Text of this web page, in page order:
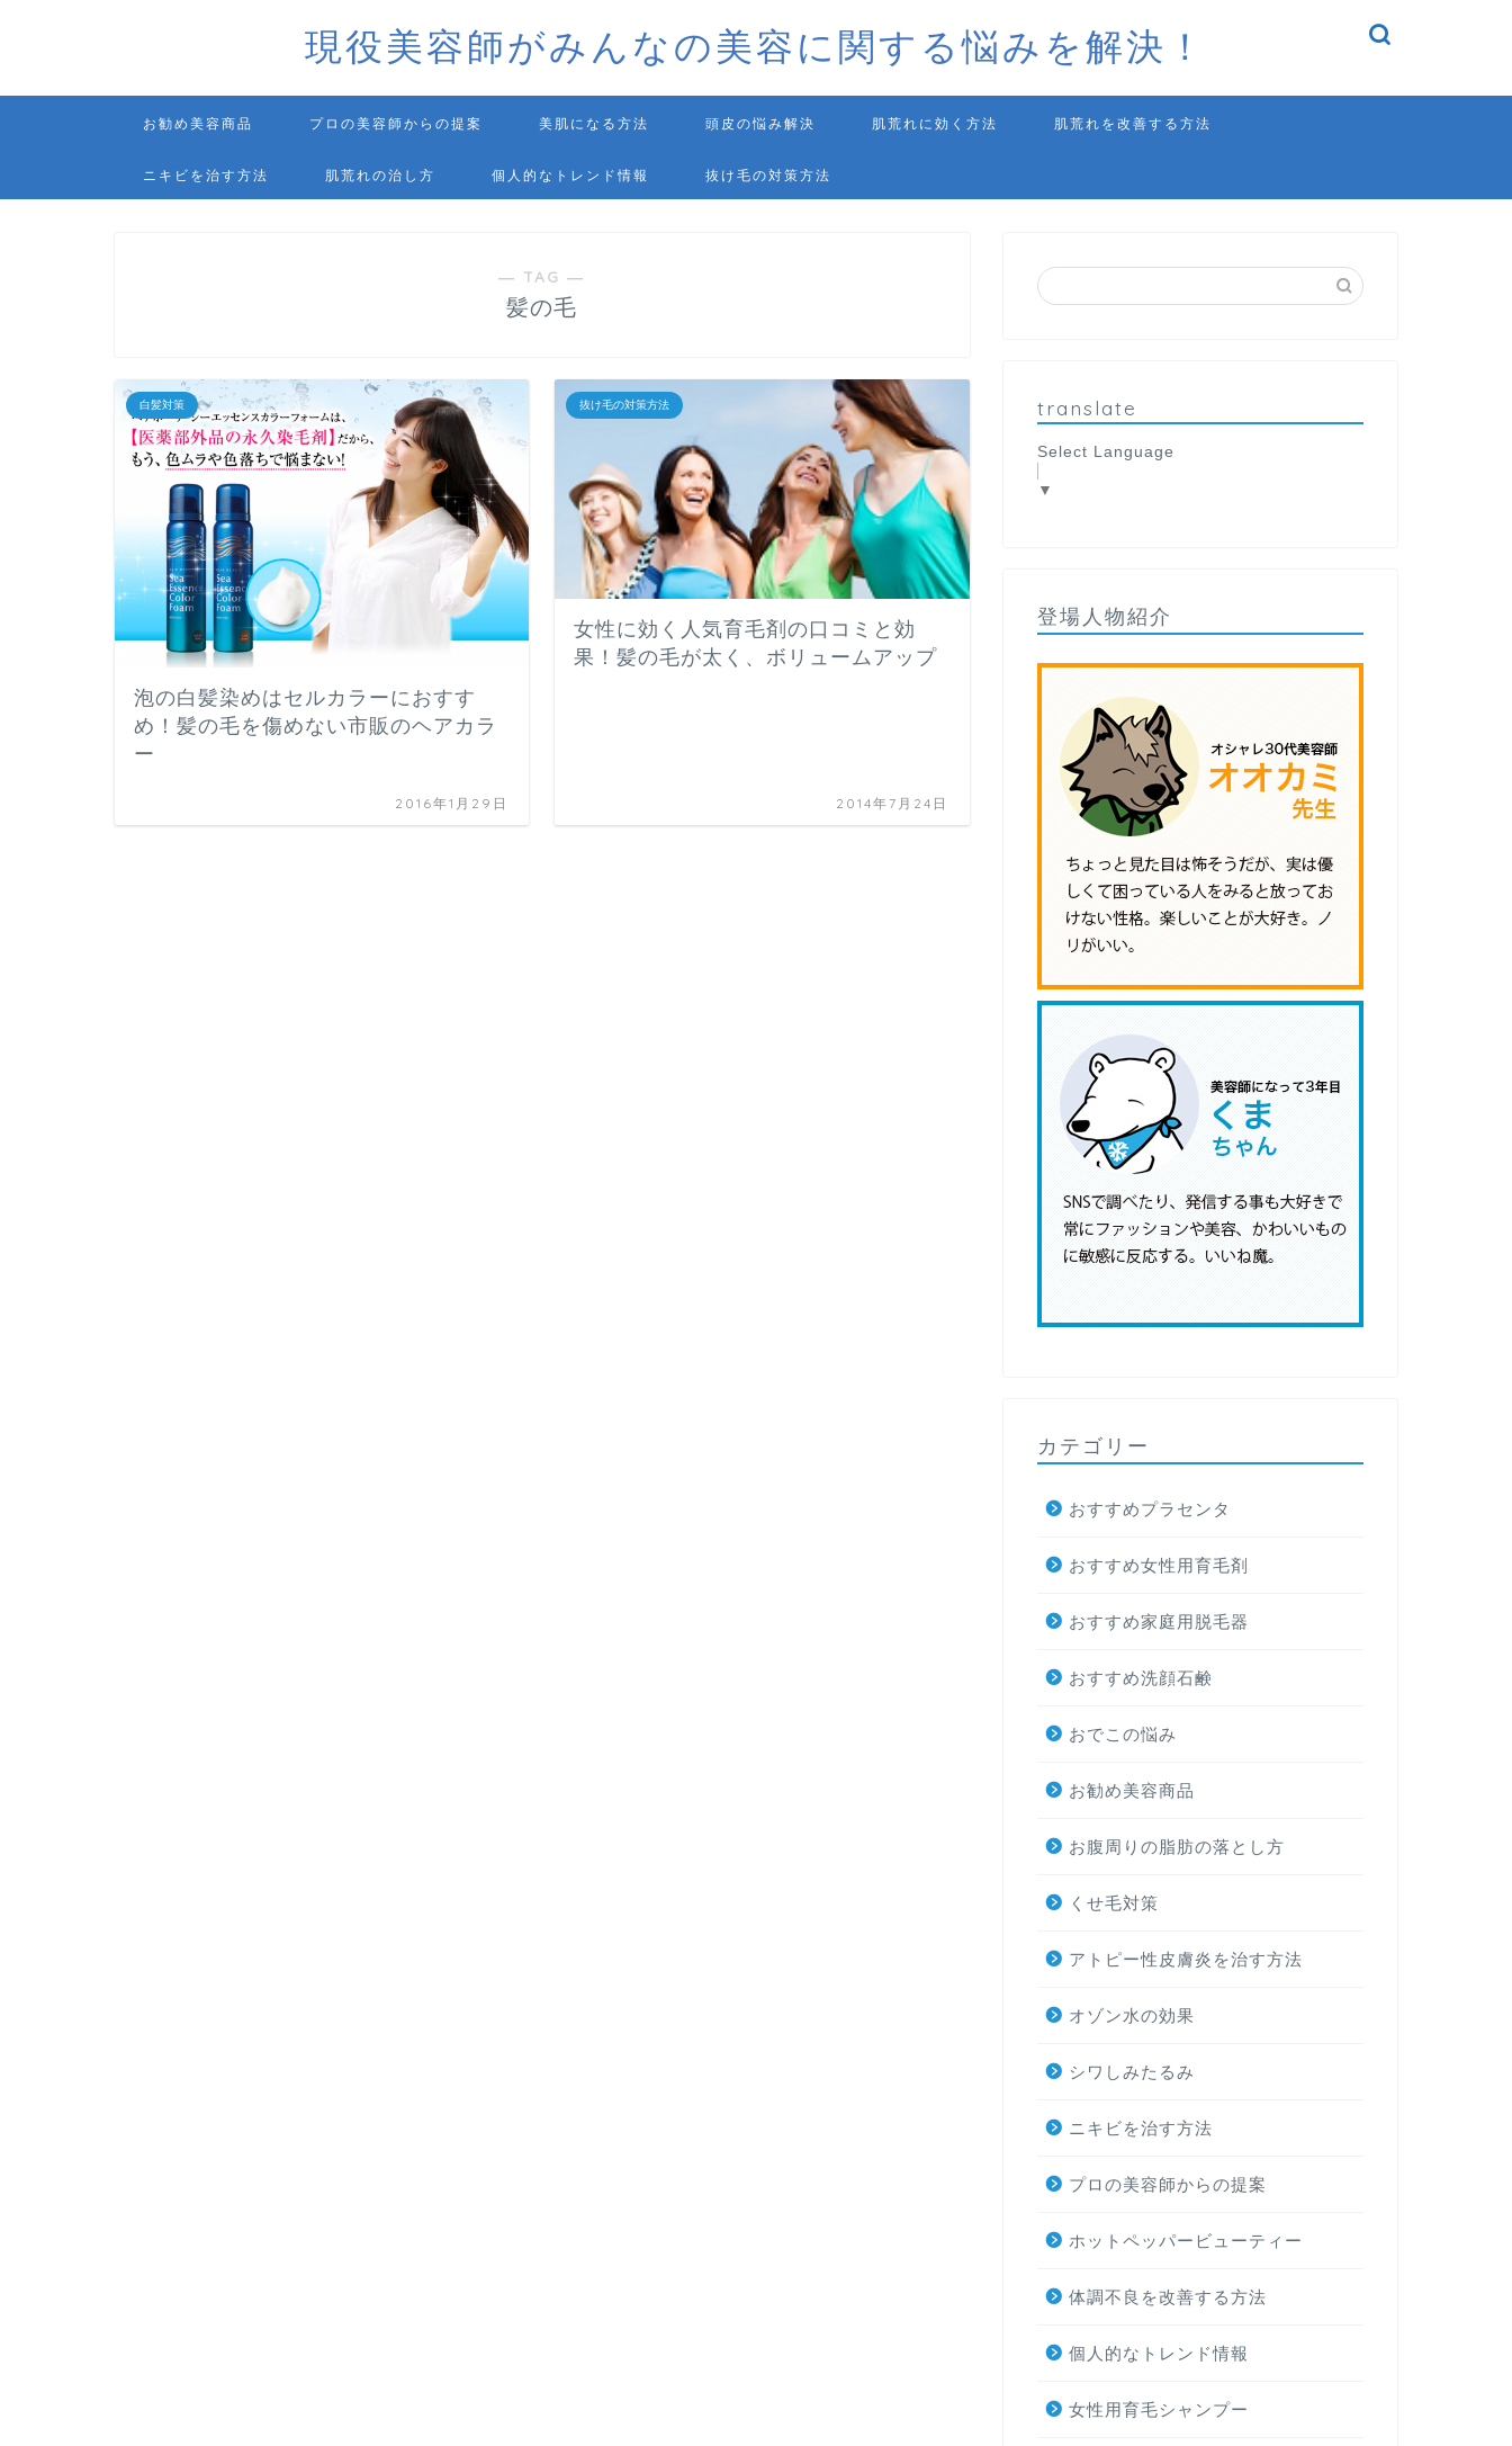
現役美容師がみんなの美容に関する悩みを解決！
お勧め美容商品 プロの美容師からの提案 美肌になる方法 頭皮の悩み解決 肌荒れに効く方法 肌荒れを改善する方法
ニキビを治す方法 肌荒れの治し方 個人的なトレンド情報 抜け毛の対策方法
― TAG ―
髪の毛
白髪対策
泡の白髪染めはセルカラーにおすす
め！髪の毛を傷めない市販のヘアカラ
ー
2016年1月29日
抜け毛の対策方法
女性に効く人気育毛剤の口コミと効
果！髪の毛が太く、ボリュームアップ
2014年7月24日
translate
Select Language
▼
登場人物紹介
カテゴリー
おすすめプラセンタ
おすすめ女性用育毛剤
おすすめ家庭用脱毛器
おすすめ洗顔石鹸
おでこの悩み
お勧め美容商品
お腹周りの脂肪の落とし方
くせ毛対策
アトピー性皮膚炎を治す方法
オゾン水の効果
シワしみたるみ
ニキビを治す方法
プロの美容師からの提案
ホットペッパービューティー
体調不良を改善する方法
個人的なトレンド情報
女性用育毛シャンプー